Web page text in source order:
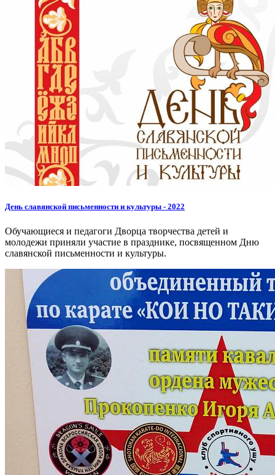
День славянской письменности и культуры - 2022
Обучающиеся и педагоги Дворца творчества детей и
молодежи приняли участие в празднике, посвященном Дню
славянской письменности и культуры.